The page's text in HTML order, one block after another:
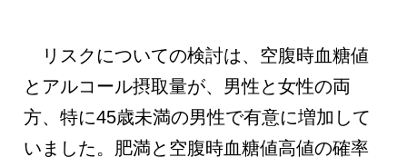
リスクについての検討は、空腹時血糖値
とアルコール摂取量が、男性と女性の両
方、特に45歳未満の男性で有意に増加して
いました。肥満と空腹時血糖値高値の確率